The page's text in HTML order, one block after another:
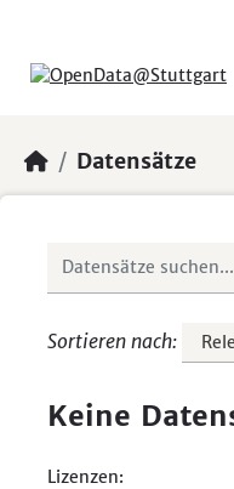
Datensätze
Sortieren nach
Keine
Lizenzen: